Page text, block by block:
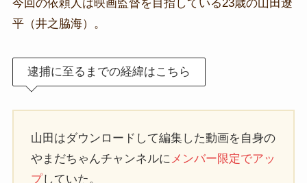
今回の依頼人は映画監督を目指している23歳の山田遼
平（井之脇海）。
逮捕に至るまでの経緯はこちら
山田はダウンロードして編集した動画を自身の
やまだちゃんチャンネルにメンバー限定でアッ
プしていた。